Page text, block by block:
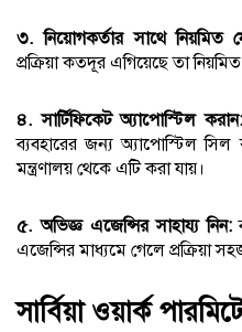
৩. নিয়োগকর্তার সাথে নিয়মিত
প্রক্রিয়া কতদূর এগিয়েছে তা
৪. সার্টিফিকেট অ্যাপোস্টিল করান:
ব্যবহারের জন্য অ্যাপোস্টিল সিল
মন্ত্রণালয় থেকে এটি করা যায়।
৫. অভিজ্ঞ এজেন্সির সাহায্য নিন:
এজেন্সির মাধ্যমে গেলে প্রক্রিয়া
সার্বিয়া ওয়ার্ক